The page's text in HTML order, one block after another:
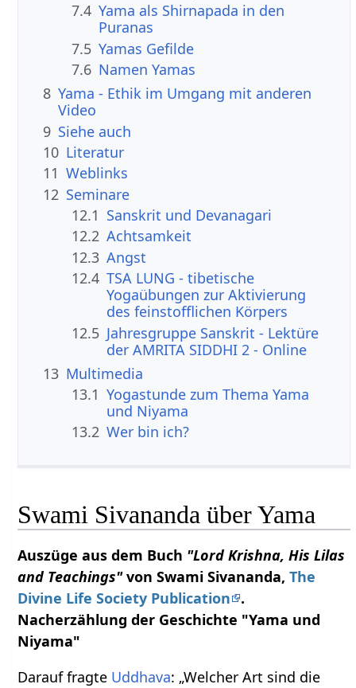
7.4 Yama als Shirnapada in den
Puranas
7.5 Yamas Gefilde
7.6 Namen Yamas
8 Yama - Ethik im Umgang mit anderen
Video
9 Siehe auch
10 Literatur
11 Weblinks
12 Seminare
12.1 Sanskrit und Devanagari
12.2 Achtsamkeit
12.3 Angst
12.4 TSA LUNG - tibetische
Yogaübungen zur Aktivierung
des feinstofflichen Körpers
12.5 Jahresgruppe Sanskrit - Lektüre
der AMRITA SIDDHI 2 - Online
13 Multimedia
13.1 Yogastunde zum Thema Yama
und Niyama
13.2 Wer bin ich?
Swami Sivananda über Yama
Auszüge aus dem Buch "Lord Krishna, His Lilas
and Teachings"von Swami Sivananda,The
Divine Life Society Publication
.
Nacherzählung der Geschichte "Yama und
Niyama"
Darauf fragte Uddhava: „Welcher Art sind die